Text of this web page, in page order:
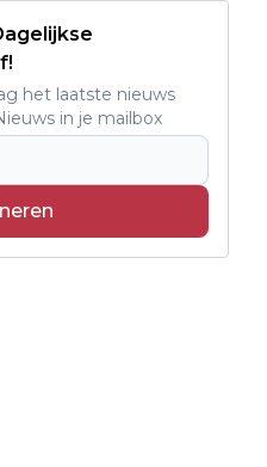
het laatste nieuws
in je mailbox